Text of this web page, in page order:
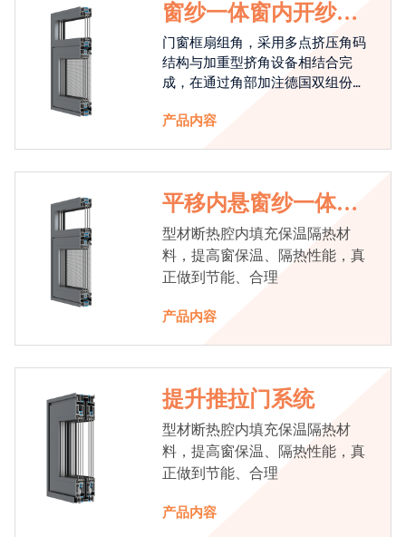
窗纱一体窗内开纱外
开系统
门窗框扇组角，采用多点挤压角码
结构与加重型挤角设备相结合完
成，在通过角部加注德国双组份胶
强度，促使窗使用寿命提升5-10
产品内容
平移内悬窗纱一体系
统
型材断热腔内填充保温隔热材
料，提高窗保温、隔热性能，真
正做到节能、合理
产品内容
提升推拉门系统
型材断热腔内填充保温隔热材
料，提高窗保温、隔热性能，真
正做到节能、合理
产品内容